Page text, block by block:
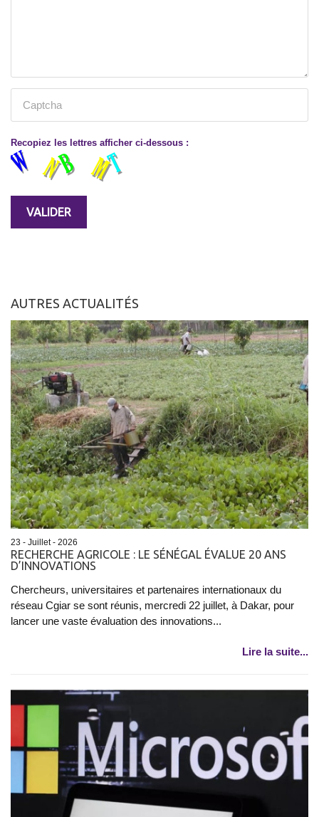
Recopiez les lettres afficher ci-dessous :
AUTRES ACTUALITÉS
23 - Juillet - 2026
RECHERCHE AGRICOLE : LE SÉNÉGAL ÉVALUE 20 ANS
D’INNOVATIONS
Chercheurs, universitaires et partenaires internationaux du
réseau Cgiar se sont réunis, mercredi 22 juillet, à Dakar, pour
lancer une vaste évaluation des innovations...
Lire la suite...